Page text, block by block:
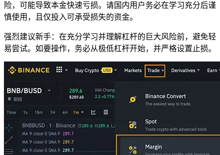
险，可能导致本金快速亏损。请国内用户务必在学习充分后谨
慎使用，且仅投入可承受损失的资金。
强烈建议新手：在充分学习并理解杠杆的巨大风险前，避免轻
易尝试。如要操作，务必从极低杠杆开始，并严格设置止损。